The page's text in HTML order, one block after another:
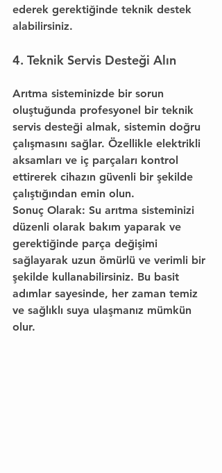
ederek gerektiğinde teknik destek
alabilirsiniz.
4. Teknik Servis Desteği Alın
Arıtma sisteminizde bir sorun
oluştuğunda profesyonel bir teknik
servis desteği almak, sistemin doğru
çalışmasını sağlar. Özellikle elektrikli
aksamları ve iç parçaları kontrol
ettirerek cihazın güvenli bir şekilde
çalıştığından emin olun.
Sonuç Olarak: Su arıtma sisteminizi
düzenli olarak bakım yaparak ve
gerektiğinde parça değişimi
sağlayarak uzun ömürlü ve verimli bir
şekilde kullanabilirsiniz. Bu basit
adımlar sayesinde, her zaman temiz
ve sağlıklı suya ulaşmanız mümkün
olur.